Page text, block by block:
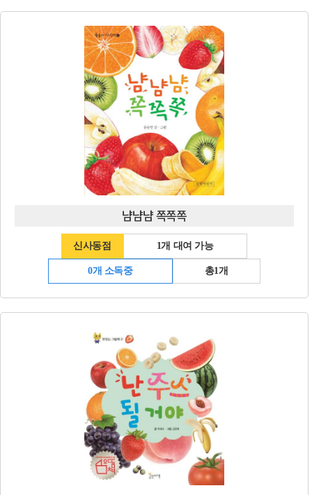
냠냠냠 쪽쪽쪽
신사동점 1개 대여 가능
0개 소독중 총1개